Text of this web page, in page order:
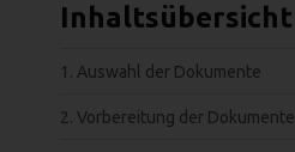
Inhaltsübersicht
1. Auswahl der Dokumente
2. Vorbereitung der Dokumente